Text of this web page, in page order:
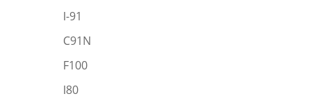
I-91
C91N
F100
I80